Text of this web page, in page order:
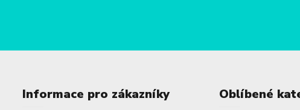
Informace pro zákazníky Oblíbené